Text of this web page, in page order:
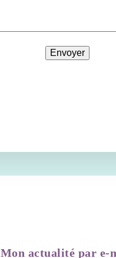
Mon actualité par e-